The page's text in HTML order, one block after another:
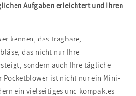
Aufgaben erleichtert und Ihren
kennen, das tragbare,
das nicht nur Ihre
sondern auch Ihre tägliche
Pocketblower ist nicht nur ein Mini-
ein vielseitiges und kompaktes